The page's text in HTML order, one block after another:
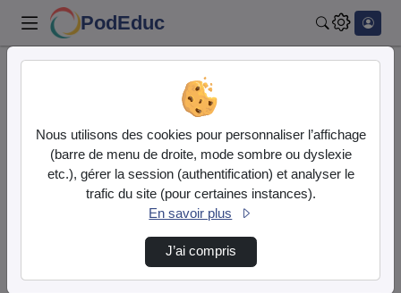
PodEduc
Proces_DJ_Abu_dhabi.MOV
Lire
Nous utilisons des cookies pour personnaliser l’affichage
(barre de menu de droite, mode sombre ou dyslexie
etc.), gérer la session (authentification) et analyser le
trafic du site (pour certaines instances).
En savoir plus
J’ai compris